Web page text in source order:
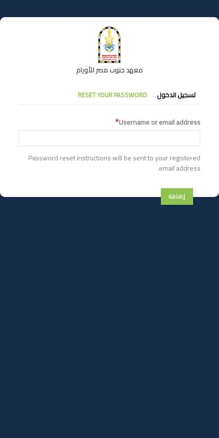
إلى
المحتوى
معهد جنوب مصر للأورام
التبويبات
الأساسية
تسجيل الدخول RESET YOUR PASSWORD
Username or email address
Password reset instructions will be sent to your registered
email address.